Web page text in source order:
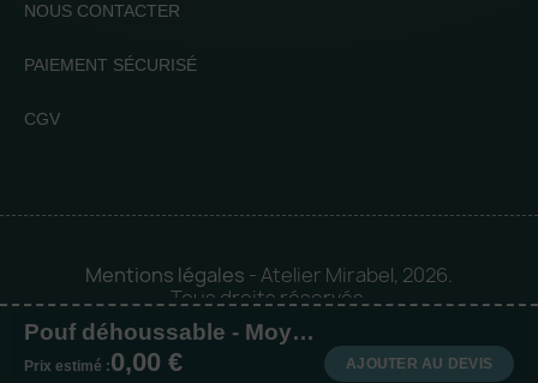
Pouf déhoussable - Moyen modèle
Prix estimé :0,00 € AJOUTER AU DEVIS
NOUS CONTACTER
PAIEMENT SÉCURISÉ
CGV
Mentions légales - Atelier Mirabel, 2026.
Tous droits réservés.
Mise en orbite 🪐 byLogia |
Agence web et communication